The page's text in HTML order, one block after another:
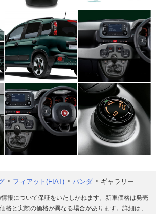
フィアット(FIAT) パンダ ギャラリー
報について保証をいたしかねます。新車価格は発売
格と実際の価格が異なる場合があります。詳細は、